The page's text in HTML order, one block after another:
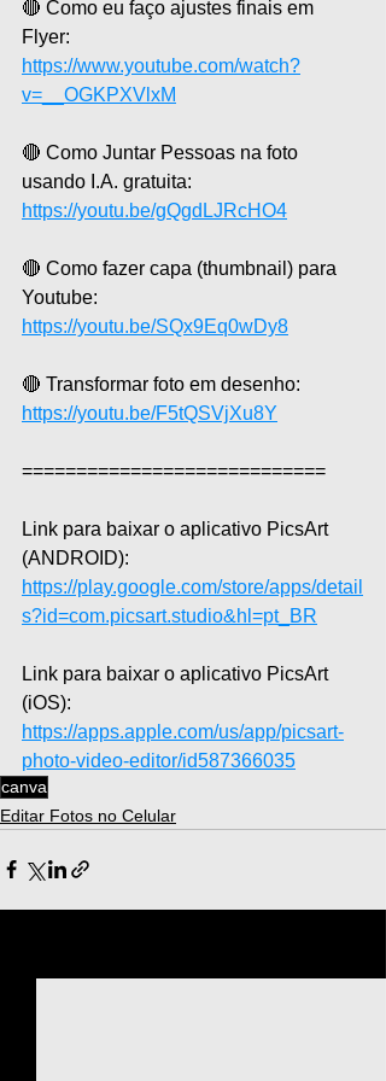
🔴 Como eu faço ajustes finais em
Flyer:
https://www.youtube.com/watch?
v=__OGKPXVlxM
🔴 Como Juntar Pessoas na foto
usando I.A. gratuita:
https://youtu.be/gQgdLJRcHO4
🔴 Como fazer capa (thumbnail) para
Youtube:
https://youtu.be/SQx9Eq0wDy8
🔴 Transformar foto em desenho:
https://youtu.be/F5tQSVjXu8Y
============================
Link para baixar o aplicativo PicsArt
(ANDROID):
https://play.google.com/store/apps/detail
s?id=com.picsart.studio&hl=pt_BR
Link para baixar o aplicativo PicsArt
(iOS):
https://apps.apple.com/us/app/picsart-
photo-video-editor/id587366035
canva
Editar Fotos no Celular